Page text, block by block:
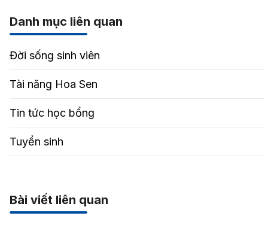
Danh mục liên quan
Đời sống sinh viên
Tài năng Hoa Sen
Tin tức học bổng
Tuyển sinh
Bài viết liên quan